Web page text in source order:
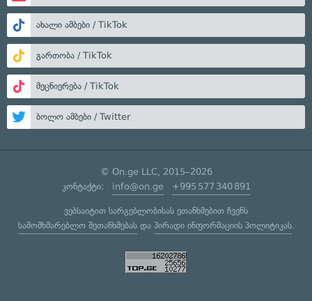
ახალი ამბები / TikTok
გართობა / TikTok
მეცნიერება / TikTok
ბოლო ამბები / Twitter
© On.ge LLC, 2015–2026
კონტაქტი: info@on.ge +995 577 340 891
ვებსაიტით სარგებლობისას ეთანხმებით ჩვენს
სამომხმარებლო შეთანხმებასდა პირადი ინფორმაციის პოლიტიკას.